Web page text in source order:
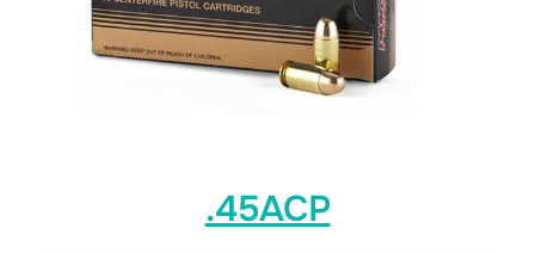
.45ACP